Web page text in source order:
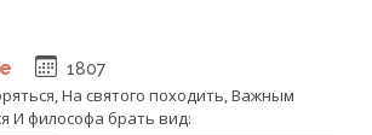
1807
На святого походить, Важным
И философа брать вид: